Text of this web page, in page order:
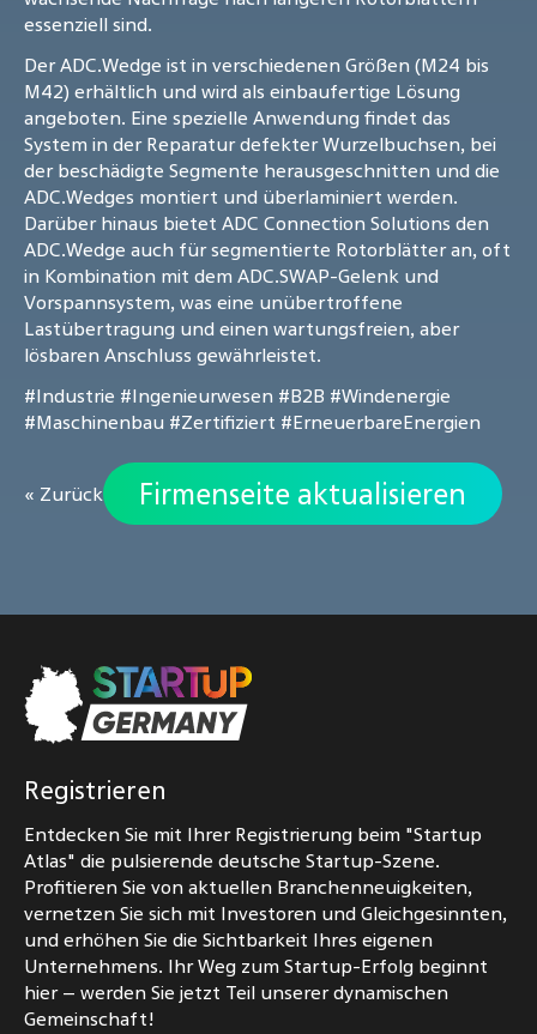
essenziell sind.
Der ADC.Wedge ist in verschiedenen Größen (M24 bis
M42) erhältlich und wird als einbaufertige Lösung
angeboten. Eine spezielle Anwendung findet das
System in der Reparatur defekter Wurzelbuchsen, bei
der beschädigte Segmente herausgeschnitten und die
ADC.Wedges montiert und überlaminiert werden.
Darüber hinaus bietet ADC Connection Solutions den
ADC.Wedge auch für segmentierte Rotorblätter an, oft
in Kombination mit dem ADC.SWAP-Gelenk und
Vorspannsystem, was eine unübertroffene
Lastübertragung und einen wartungsfreien, aber
lösbaren Anschluss gewährleistet.
#Industrie #Ingenieurwesen #B2B #Windenergie
#Maschinenbau #Zertifiziert #ErneuerbareEnergien
« Zurück Firmenseite aktualisieren
Registrieren
Entdecken Sie mit Ihrer Registrierung beim "Startup
Atlas" die pulsierende deutsche Startup-Szene.
Profitieren Sie von aktuellen Branchenneuigkeiten,
vernetzen Sie sich mit Investoren und Gleichgesinnten,
und erhöhen Sie die Sichtbarkeit Ihres eigenen
Unternehmens. Ihr Weg zum Startup-Erfolg beginnt
hier – werden Sie jetzt Teil unserer dynamischen
Gemeinschaft!